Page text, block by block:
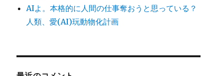
AIよ。本格的に人間の仕事奪おうと思っている？
人類、愛(AI)玩動物化計画